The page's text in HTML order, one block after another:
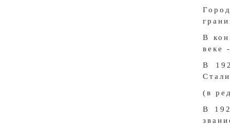
В
веке
В
(в
В